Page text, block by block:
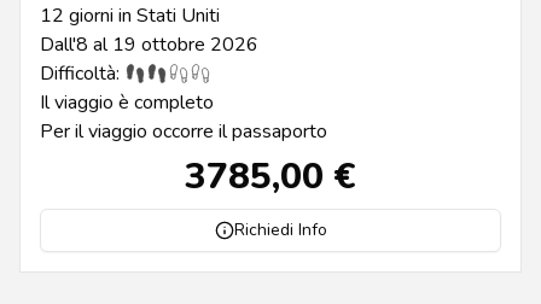
12 giorni in Stati Uniti
Dall'8 al 19 ottobre 2026
Difficoltà:
Il viaggio è completo
Per il viaggio occorre il passaporto
3785,00 €
Richiedi Info